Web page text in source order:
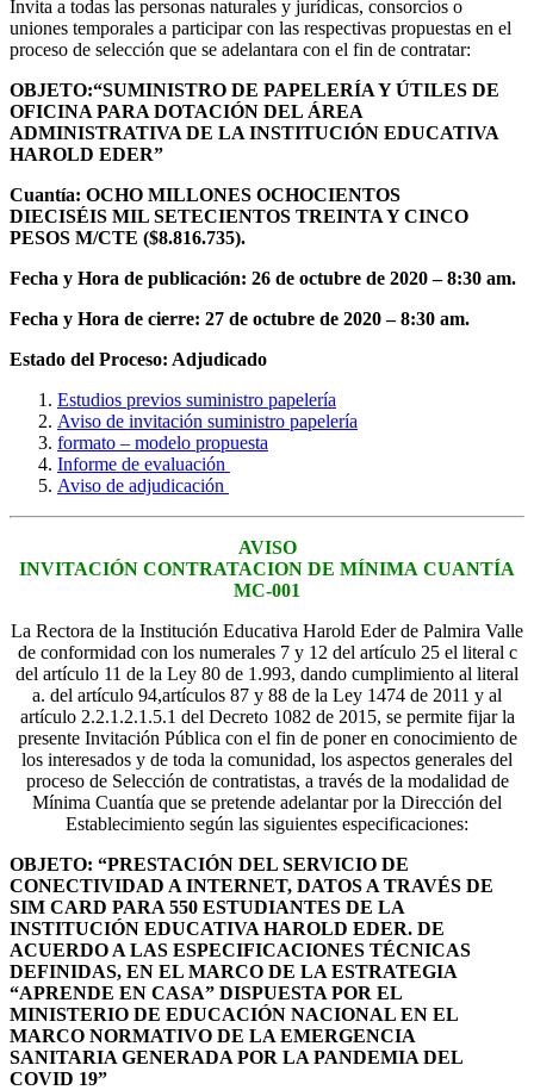
Invita a todas las personas naturales y jurídicas, consorcios o
uniones temporales a participar con las respectivas propuestas en el
proceso de selección que se adelantara con el fin de contratar:
OBJETO:“SUMINISTRO DE PAPELERÍA Y ÚTILES DE
OFICINA PARA DOTACIÓN DEL ÁREA
ADMINISTRATIVA DE LA INSTITUCIÓN EDUCATIVA
HAROLD EDER”
Cuantía: OCHO MILLONES OCHOCIENTOS
DIECISÉIS MIL SETECIENTOS TREINTA Y CINCO
PESOS M/CTE ($8.816.735).
Fecha y Hora de publicación: 26 de octubre de 2020 – 8:30 am.
Fecha y Hora de cierre: 27 de octubre de 2020 – 8:30 am.
Estado del Proceso: Adjudicado
Estudios previos suministro papelería
Aviso de invitación suministro papelería
formato – modelo propuesta
Informe de evaluación
Aviso de adjudicación
AVISO
INVITACIÓN CONTRATACION DE MÍNIMA CUANTÍA
MC-001
La Rectora de la Institución Educativa Harold Eder de Palmira Valle
de conformidad con los numerales 7 y 12 del artículo 25 el literal c
del artículo 11 de la Ley 80 de 1.993, dando cumplimiento al literal
a. del artículo 94,artículos 87 y 88 de la Ley 1474 de 2011 y al
artículo 2.2.1.2.1.5.1 del Decreto 1082 de 2015, se permite fijar la
presente Invitación Pública con el fin de poner en conocimiento de
los interesados y de toda la comunidad, los aspectos generales del
proceso de Selección de contratistas, a través de la modalidad de
Mínima Cuantía que se pretende adelantar por la Dirección del
Establecimiento según las siguientes especificaciones:
OBJETO: “PRESTACIÓN DEL SERVICIO DE
CONECTIVIDAD A INTERNET, DATOS A TRAVÉS DE
SIM CARD PARA 550 ESTUDIANTES DE LA
INSTITUCIÓN EDUCATIVA HAROLD EDER. DE
ACUERDO A LAS ESPECIFICACIONES TÉCNICAS
DEFINIDAS, EN EL MARCO DE LA ESTRATEGIA
“APRENDE EN CASA” DISPUESTA POR EL
MINISTERIO DE EDUCACIÓN NACIONAL EN EL
MARCO NORMATIVO DE LA EMERGENCIA
SANITARIA GENERADA POR LA PANDEMIA DEL
COVID 19”